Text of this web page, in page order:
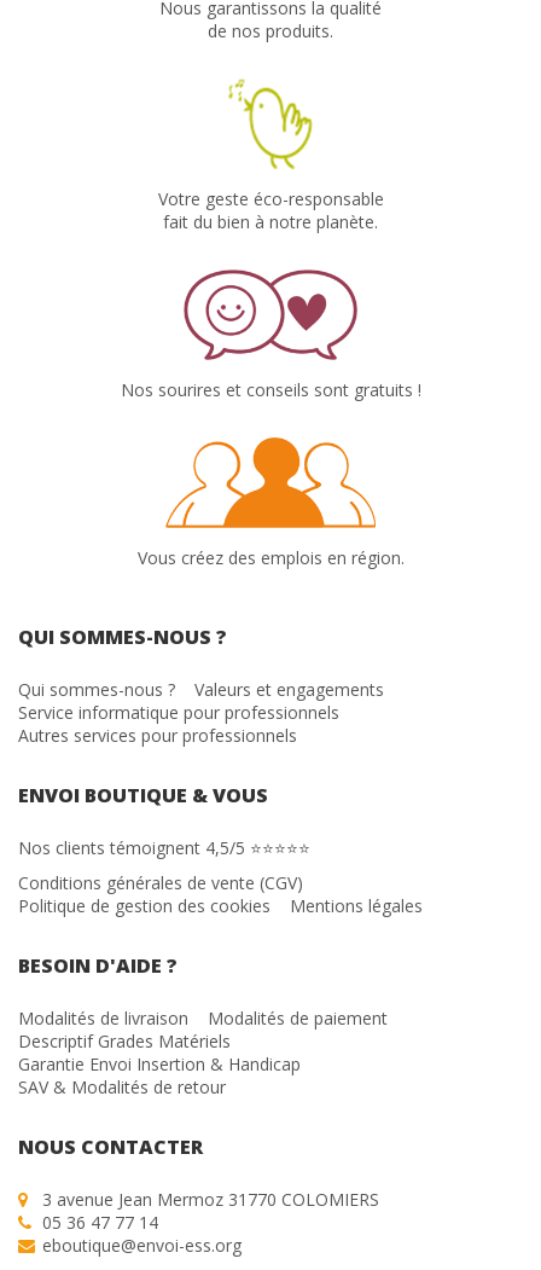
Nous garantissons la qualité
de nos produits.
Votre geste éco-responsable
fait du bien à notre planète.
Nos sourires et conseils sont gratuits !
Vous créez des emplois en région.
QUI SOMMES-NOUS ?
Qui sommes-nous ?
Valeurs et engagements
Service informatique pour professionnels
Autres services pour professionnels
ENVOI BOUTIQUE & VOUS
Nos clients témoignent 4,5/5 ⭐⭐⭐⭐⭐
Conditions générales de vente (CGV)
Politique de gestion des cookies
Mentions légales
BESOIN D'AIDE ?
Modalités de livraison
Modalités de paiement
Descriptif Grades Matériels
Garantie Envoi Insertion & Handicap
SAV & Modalités de retour
NOUS CONTACTER
3 avenue Jean Mermoz 31770 COLOMIERS
05 36 47 77 14
eboutique@envoi-ess.org